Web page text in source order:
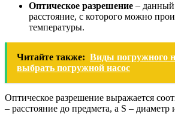
Оптическое разрешение – данный
расстояние, с которого можно
температуры.
Читайте также: Виды погружного
выбрать погружной насос
Оптическое разрешение выражается
– расстояние до предмета, а S – диаметр